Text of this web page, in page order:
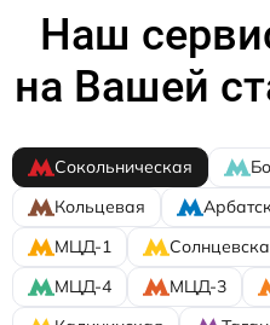
Наш
на Вашей
Сокольническая
Кольцевая
МЦД-1
МЦД-4
МЦД-3